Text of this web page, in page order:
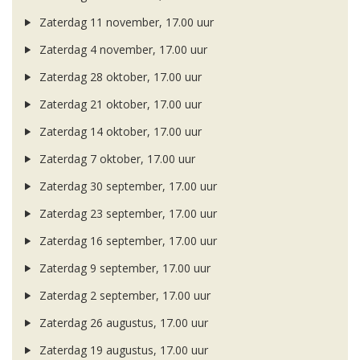
Zaterdag 11 november, 17.00 uur
Zaterdag 4 november, 17.00 uur
Zaterdag 28 oktober, 17.00 uur
Zaterdag 21 oktober, 17.00 uur
Zaterdag 14 oktober, 17.00 uur
Zaterdag 7 oktober, 17.00 uur
Zaterdag 30 september, 17.00 uur
Zaterdag 23 september, 17.00 uur
Zaterdag 16 september, 17.00 uur
Zaterdag 9 september, 17.00 uur
Zaterdag 2 september, 17.00 uur
Zaterdag 26 augustus, 17.00 uur
Zaterdag 19 augustus, 17.00 uur